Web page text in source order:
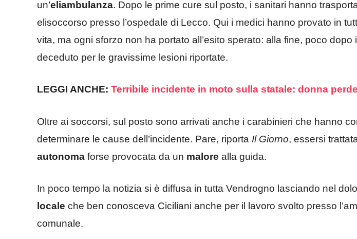
un’eliambulanza. Dopo le prime cure sul posto, i sanitari hanno
elisoccorso presso l’ospedale di Lecco. Qui i medici hanno provato in
vita, ma ogni sforzo non ha portato all’esito sperato: alla fine, poco dopo
deceduto per le gravissime lesioni riportate.
LEGGI ANCHE: Terribile incidente in moto sulla statale: donna
Oltre ai soccorsi, sul posto sono arrivati anche i carabinieri che hanno
determinare le cause dell’incidente. Pare, riporta Il Giorno, essersi
autonoma forse provocata da un malore alla guida.
In poco tempo la notizia si è diffusa in tutta Vendrogno lasciando nel
locale che ben conosceva Ciciliani anche per il lavoro svolto presso
comunale.